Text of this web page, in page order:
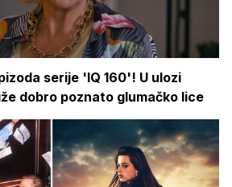
serije 'IQ 160'! U ulozi
dobro poznato glumačko lice